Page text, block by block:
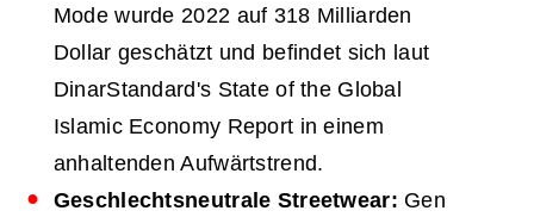
Mode wurde 2022 auf 318 Milliarden
Dollar geschätzt und befindet sich laut
DinarStandard's State of the Global
Islamic Economy Report in einem
anhaltenden Aufwärtstrend.
Geschlechtsneutrale Streetwear: Gen